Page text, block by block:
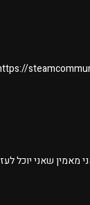
מאמין שאני יוכל